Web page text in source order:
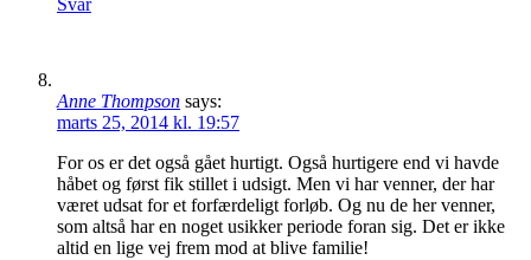
Svar
Anne Thompson says:
marts 25, 2014 kl. 19:57
For os er det også gået hurtigt. Også hurtigere end vi havde
håbet og først fik stillet i udsigt. Men vi har venner, der har
været udsat for et forfærdeligt forløb. Og nu de her venner,
som altså har en noget usikker periode foran sig. Det er ikke
altid en lige vej frem mod at blive familie!